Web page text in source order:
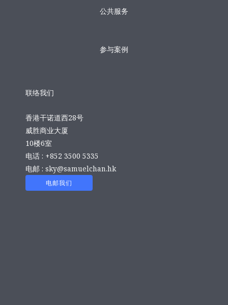
公共服务
参与案例
联络我们
香港干诺道西28号
威胜商业大厦
10楼6室
电话 : +852 3500 5335
电邮 : sky@samuelchan.hk
电邮我们